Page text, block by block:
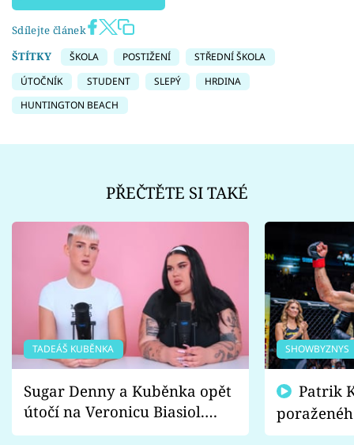
Sdílejte článek
ŠTÍTKY
ŠKOLA POSTIŽENÍ
STŘEDNÍ ŠKOLA
ÚTOČNÍK
STUDENT SLEPÝ
HRDINA
HUNTINGTON BEACH
PŘEČTĚTE SI TAKÉ
TADEÁŠ KUBĚNKA
Sugar Denny a Kuběnka opět
útočí na Veronicu Biasiol.
Proč je podle nich falešná a
SHOWBYZNYS
fanoušci